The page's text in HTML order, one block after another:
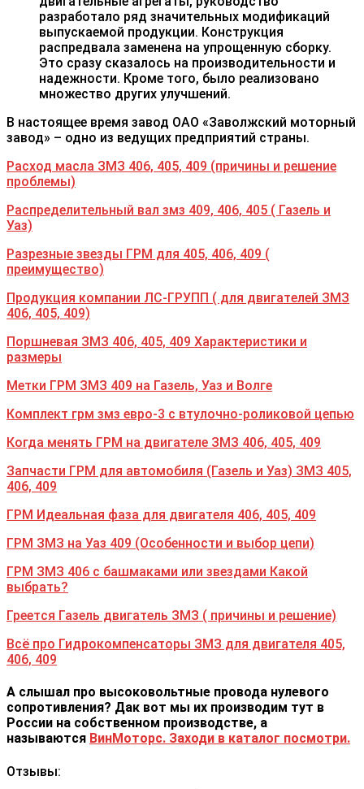
разработало ряд значительных модификаций
выпускаемой продукции. Конструкция
распредвала заменена на упрощенную сборку.
Это сразу сказалось на производительности и
надежности. Кроме того, было реализовано
множество других улучшений.
В настоящее время завод ОАО «Заволжский моторный
завод» – одно из ведущих предприятий страны.
Расход масла ЗМЗ 406, 405, 409 (причины и решение
проблемы)
Распределительный вал змз 409, 406, 405 ( Газель и
Уаз)
Разрезные звезды ГРМ для 405, 406, 409 (
преимущество)
Продукция компании ЛС-ГРУПП ( для двигателей ЗМЗ
406, 405, 409)
Поршневая ЗМЗ 406, 405, 409 Характеристики и
размеры
Метки ГРМ ЗМЗ 409 на Газель, Уаз и Волге
Комплект грм змз евро-3 с втулочно-роликовой цепью
Когда менять ГРМ на двигателе ЗМЗ 406, 405, 409
Запчасти ГРМ для автомобиля (Газель и Уаз) ЗМЗ 405,
406, 409
ГРМ Идеальная фаза для двигателя 406, 405, 409
ГРМ ЗМЗ на Уаз 409 (Особенности и выбор цепи)
ГРМ ЗМЗ 406 с башмаками или звездами Какой
выбрать?
Греется Газель двигатель ЗМЗ ( причины и решение)
Всё про Гидрокомпенсаторы ЗМЗ для двигателя 405,
406, 409
А слышал про высоковольтные провода нулевого
сопротивления? Дак вот мы их производим тут в
России на собственном производстве, а
называются ВинМоторс. Заходи в каталог посмотри.
Отзывы: